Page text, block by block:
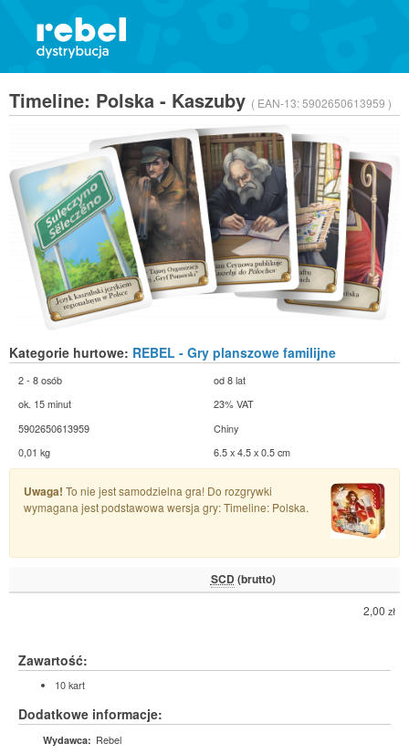
Timeline: Polska - Kaszuby ( EAN-13:5902650613959 )
Kategorie hurtowe: REBEL - Gry planszowe familijne
2 - 8 osób
od 8 lat
ok. 15 minut
23% VAT
5902650613959
Chiny
0,01 kg
6.5 x 4.5 x 0.5 cm
Uwaga! To nie jest samodzielna gra! Do rozgrywki
wymagana jest podstawowa wersja gry: Timeline: Polska.
SCD (brutto)
2,00 zł
Zawartość:
10 kart
Dodatkowe informacje:
Wydawca: Rebel